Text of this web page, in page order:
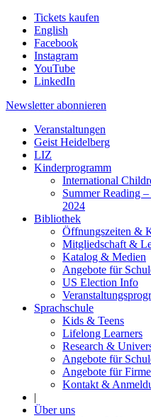
Tickets kaufen
English
Facebook
Instagram
YouTube
LinkedIn
Newsletter abonnieren
Veranstaltungen
Geist Heidelberg
LIZ
Kinderprogramm
International
Summer Reading
2024
Bibliothek
Öffnungszeiten &
Mitgliedschaft &
Katalog & Medien
Angebote für
US Election Info
Sprachschule
Kids & Teens
Lifelong Learners
Research &
Angebote für
Angebote für
Kontakt &
|
Über uns